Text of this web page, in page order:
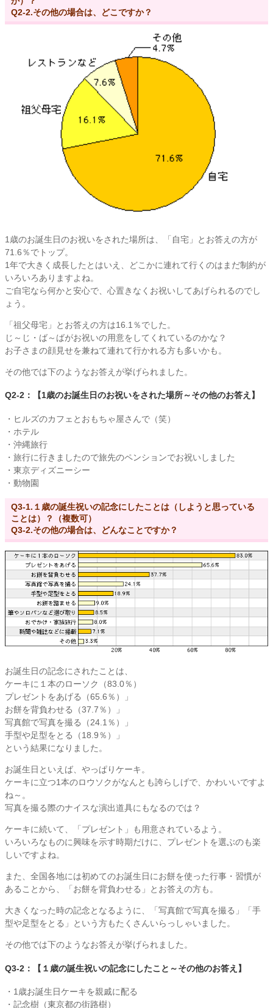
Q2-2.その他の場合は、どこですか？
1歳のお誕生日のお祝いをされた場所は、「自宅」とお答えの方が
71.6％でトップ。
1年で大きく成長したとはいえ、どこかに連れて行くのはまだ制約が
いろいろありますよね。
ご自宅なら何かと安心で、心置きなくお祝いしてあげられるのでし
ょう。
「祖父母宅」とお答えの方は16.1％でした。
じ～じ・ば～ばがお祝いの用意をしてくれているのかな？
お子さまの顔見せを兼ねて連れて行かれる方も多いかも。
その他では下のようなお答えが挙げられました。
Q2-2：【1歳のお誕生日のお祝いをされた場所～その他のお答え】
・ヒルズのカフェとおもちゃ屋さんで（笑）
・ホテル
・沖縄旅行
・旅行に行きましたので旅先のペンションでお祝いしました
・東京ディズニーシー
・動物園
Q3-1.１歳の誕生祝いの記念にしたことは（しようと思っている
ことは）？（複数可）
Q3-2.その他の場合は、どんなことですか？
お誕生日の記念にされたことは、
ケーキに１本のローソク（83.0％）
プレゼントをあげる（65.6％）」
お餅を背負わせる（37.7％）」
写真館で写真を撮る（24.1％）」
手型や足型をとる（18.9％）」
という結果になりました。
お誕生日といえば、やっぱりケーキ。
ケーキに立つ1本のロウソクがなんとも誇らしげで、かわいいですよ
ね～。
写真を撮る際のナイスな演出道具にもなるのでは？
ケーキに続いて、「プレゼント」も用意されているよう。
いろいろなものに興味を示す時期だけに、プレゼントを選ぶのも楽
しいですよね。
また、全国各地には初めてのお誕生日にお餅を使った行事・習慣が
あることから、「お餅を背負わせる」とお答えの方も。
大きくなった時の記念となるように、「写真館で写真を撮る」「手
型や足型をとる」という方もたくさんいらっしゃいました。
その他では下のようなお答えが挙げられました。
Q3-2：【１歳の誕生祝いの記念にしたこと～その他のお答え】
・1歳お誕生日ケーキを親戚に配る
・記念樹（東京都の街路樹）